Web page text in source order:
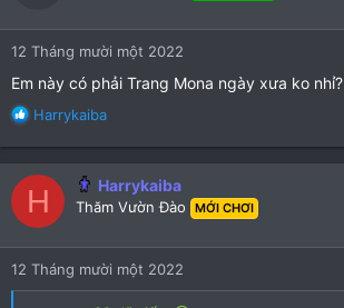
n
s
12 Tháng mười một 2022
Em này có phải Trang Mona ngày xưa ko nhỉ?
R
c
o
n
s
:
Harrykaiba
H Harrykaiba
Thăm Vườn Đào MỚI CHƠI
12 Tháng mười một 2022